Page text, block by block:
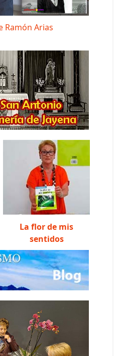
Ramón Arias
La flor de mis
sentidos